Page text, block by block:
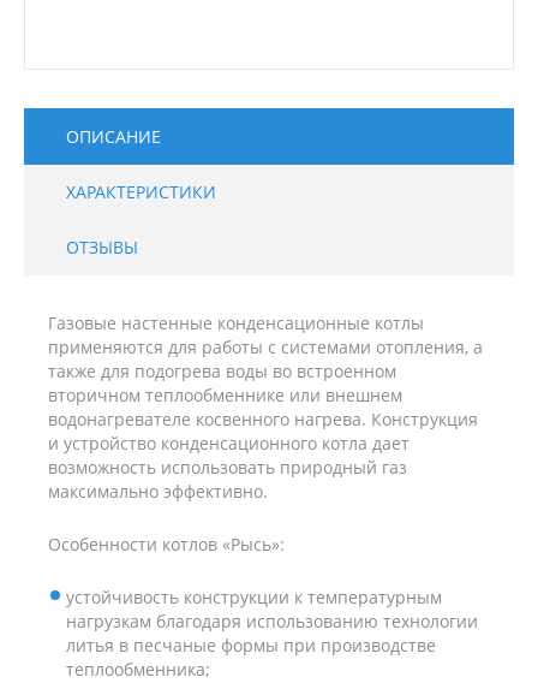
ОПИСАНИЕ
ХАРАКТЕРИСТИКИ
ОТЗЫВЫ
Газовые настенные конденсационные котлы
применяются для работы с системами отопления, а
также для подогрева воды во встроенном
вторичном теплообменнике или внешнем
водонагревателе косвенного нагрева. Конструкция
и устройство конденсационного котла дает
возможность использовать природный газ
максимально эффективно.
Особенности котлов «Рысь»:
устойчивость конструкции к температурным
нагрузкам благодаря использованию технологии
литья в песчаные формы при производстве
теплообменника;